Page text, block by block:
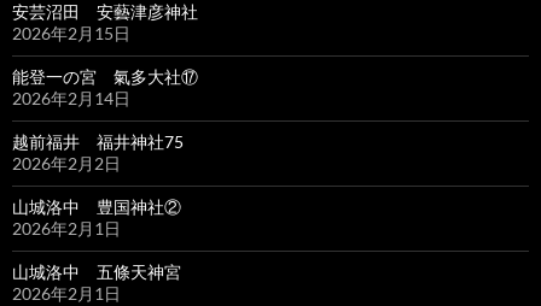
安芸沼田 安藝津彦神社
2026年2月15日
能登一の宮 氣多大社⑰
2026年2月14日
越前福井 福井神社75
2026年2月2日
山城洛中 豊国神社②
2026年2月1日
山城洛中 五條天神宮
2026年2月1日